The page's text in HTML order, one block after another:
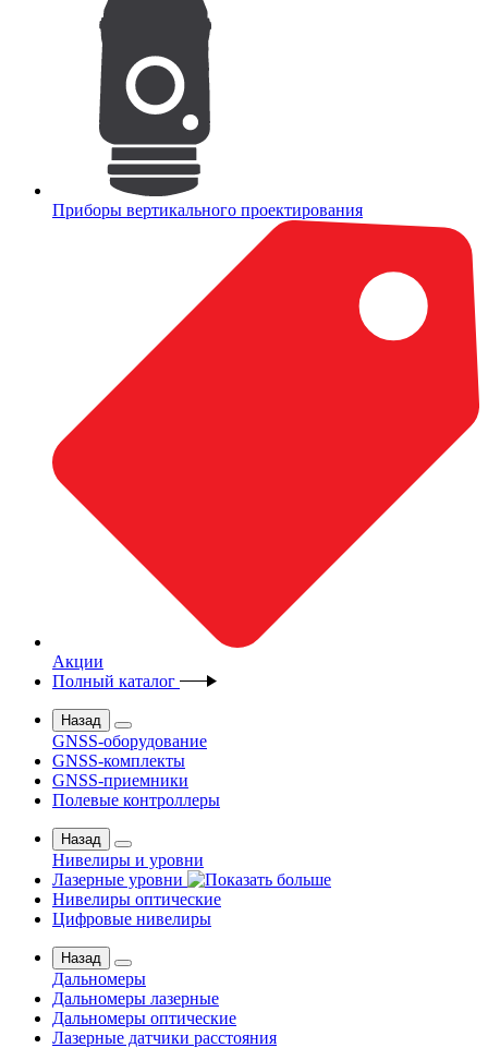
Приборы вертикального проектирования
Акции
Полный каталог
Назад
GNSS-оборудование
GNSS-комплекты
GNSS-приемники
Полевые контроллеры
Назад
Нивелиры и уровни
Лазерные уровни
Нивелиры оптические
Цифровые нивелиры
Назад
Дальномеры
Дальномеры лазерные
Дальномеры оптические
Лазерные датчики расстояния